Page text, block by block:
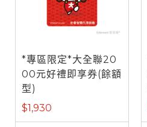
*專區限定*大全聯20
00元好禮即享券(餘額
型)
$1,930